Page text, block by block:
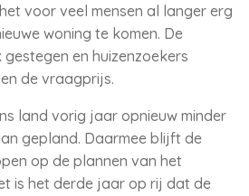
voor veel mensen al langer erg
woning te komen. De
gestegen en huizenzoekers
de vraagprijs.
land vorig jaar opnieuw minder
gepland. Daarmee blijft de
op de plannen van het
is het derde jaar op rij dat de